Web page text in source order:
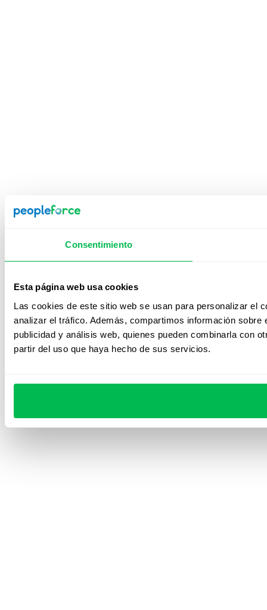
Consentimiento
Esta página web usa cookies
Las cookies de este sitio web se usan para personalizar el
analizar el tráfico. Además, compartimos información
publicidad y análisis web, quienes pueden combinarla con
partir del uso que haya hecho de sus servicios.